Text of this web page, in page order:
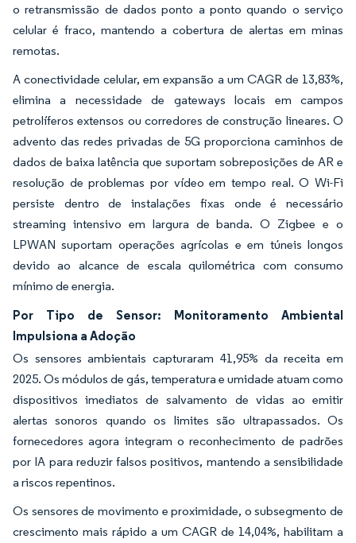
o retransmissão de dados ponto a ponto quando o serviço
celular é fraco, mantendo a cobertura de alertas em minas
remotas.
A conectividade celular, em expansão a um CAGR de 13,83%,
elimina a necessidade de gateways locais em campos
petrolíferos extensos ou corredores de construção lineares. O
advento das redes privadas de 5G proporciona caminhos de
dados de baixa latência que suportam sobreposições de AR e
resolução de problemas por vídeo em tempo real. O Wi-Fi
persiste dentro de instalações fixas onde é necessário
streaming intensivo em largura de banda. O Zigbee e o
LPWAN suportam operações agrícolas e em túneis longos
devido ao alcance de escala quilométrica com consumo
mínimo de energia.
Por Tipo de Sensor: Monitoramento Ambiental
Impulsiona a Adoção
Os sensores ambientais capturaram 41,95% da receita em
2025. Os módulos de gás, temperatura e umidade atuam como
dispositivos imediatos de salvamento de vidas ao emitir
alertas sonoros quando os limites são ultrapassados. Os
fornecedores agora integram o reconhecimento de padrões
por IA para reduzir falsos positivos, mantendo a sensibilidade
a riscos repentinos.
Os sensores de movimento e proximidade, o subsegmento de
crescimento mais rápido a um CAGR de 14,04%, habilitam a